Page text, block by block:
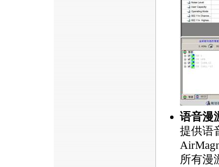
语音漫
提供语
所有漫